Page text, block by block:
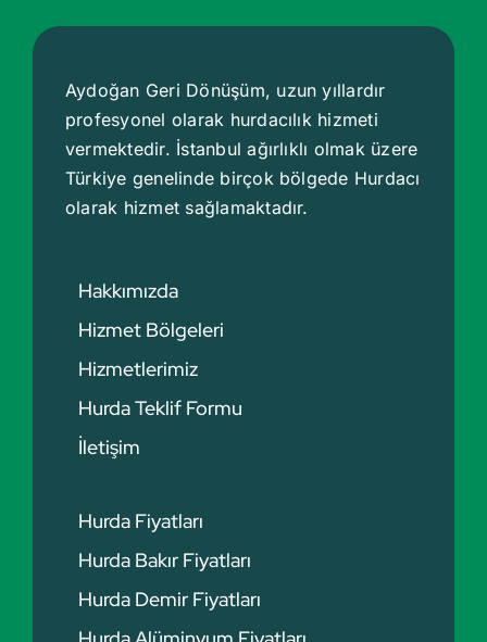
Aydoğan Geri Dönüşüm, uzun yıllardır
profesyonel olarak hurdacılık hizmeti
vermektedir. İstanbul ağırlıklı olmak üzere
Türkiye genelinde birçok bölgede Hurdacı
olarak hizmet sağlamaktadır.
Hakkımızda
Hizmet Bölgeleri
Hizmetlerimiz
Hurda Teklif Formu
İletişim
Hurda Fiyatları
Hurda Bakır Fiyatları
Hurda Demir Fiyatları